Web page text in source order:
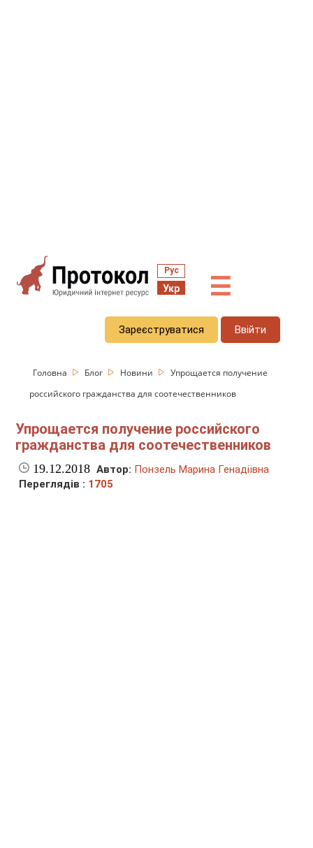
Рус
Укр ☰
Зареєструватися Ввійти
Головна Блог Новини
Упрощается получение
российского гражданства для соотечественников
Упрощается получение российского
гражданства для соотечественников
19.12.2018 Автор: Понзель Марина Генадіївна
Переглядів : 1705